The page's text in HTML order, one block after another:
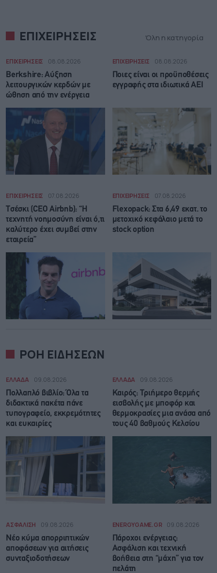
ΕΠΙΧΕΙΡΗΣΕΙΣ Όλη η κατηγορία
ΕΠΙΧΕΙΡΗΣΕΙΣ 08.08.2026
Berkshire: Αύξηση
λειτουργικών κερδών με
ώθηση από την ενέργεια
ΕΠΙΧΕΙΡΗΣΕΙΣ 08.08.2026
Ποιες είναι οι προϋποθέσεις
εγγραφής στα ιδιωτικά ΑΕΙ
ΕΠΙΧΕΙΡΗΣΕΙΣ 07.08.2026
Τσέσκι (CEO Airbnb): “Η
τεχνητή νοημοσύνη είναι ό,τι
καλύτερο έχει συμβεί στην
εταιρεία”
ΕΠΙΧΕΙΡΗΣΕΙΣ 07.08.2026
Flexopack: Στα 6,49 εκατ. το
μετοχικό κεφάλαιο μετά το
stock option
ΡΟΗ ΕΙΔΗΣΕΩΝ
ΕΛΛΑΔΑ 09.08.2026
Πολλαπλό βιβλίο: Όλα τα
διδακτικά πακέτα πάνε
τυπογραφείο, εκκρεμότητες
και ευκαιρίες
ΕΛΛΑΔΑ 09.08.2026
Καιρός: Τριήμερο θερμής
εισβολής με μποφόρ και
θερμοκρασίες μια ανάσα από
τους 40 βαθμούς Κελσίου
ΑΣΦΑΛΙΣΗ 09.08.2026
Νέο κύμα απορριπτικών
αποφάσεων για αιτήσεις
συνταξιοδοτήσεων
ENERGYGAME.GR 09.08.2026
Πάροχοι ενέργειας:
Ασφάλιση και τεχνική
βοήθεια στη “μάχη” για τον
πελάτη